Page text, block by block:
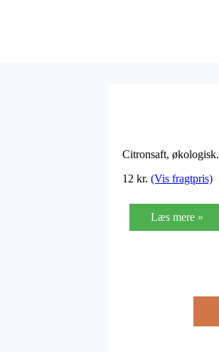
Citronsaft, økologisk.
12 kr. (Vis fragtpris)
Læs mere »